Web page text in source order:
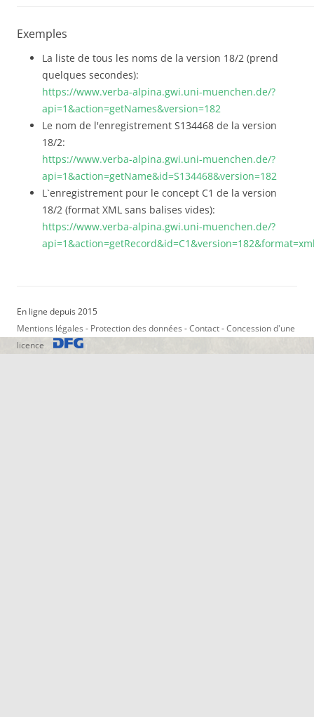
Exemples
La liste de tous les noms de la version 18/2 (prend
quelques secondes):
https://www.verba-alpina.gwi.uni-muenchen.de/?
api=1&action=getNames&version=182
Le nom de l'enregistrement S134468 de la version
18/2:
https://www.verba-alpina.gwi.uni-muenchen.de/?
api=1&action=getName&id=S134468&version=182
L`enregistrement pour le concept C1 de la version
18/2 (format XML sans balises vides):
https://www.verba-alpina.gwi.uni-muenchen.de/?
En ligne depuis 2015
Mentions légales - Protection des données -Contact-Concession d'une
licence